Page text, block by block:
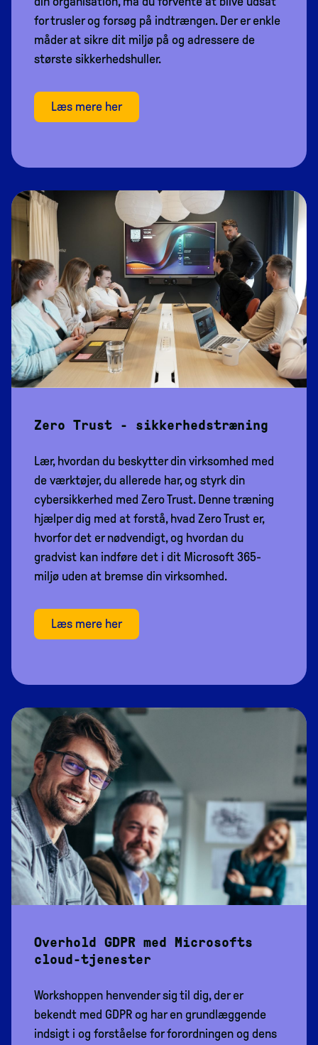
for trusler og forsøg på indtrængen. Der er enkle
måder at sikre dit miljø på og adressere de
største sikkerhedshuller.
Læs mere her
Zero Trust - sikkerhedstræning
Lær, hvordan du beskytter din virksomhed med
de værktøjer, du allerede har, og styrk din
cybersikkerhed med Zero Trust. Denne træning
hjælper dig med at forstå, hvad Zero Trust er,
hvorfor det er nødvendigt, og hvordan du
gradvist kan indføre det i dit Microsoft 365-
miljø uden at bremse din virksomhed.
Læs mere her
Overhold GDPR med Microsofts
cloud-tjenester
Workshoppen henvender sig til dig, der er
bekendt med GDPR og har en grundlæggende
indsigt i og forståelse for forordningen og dens